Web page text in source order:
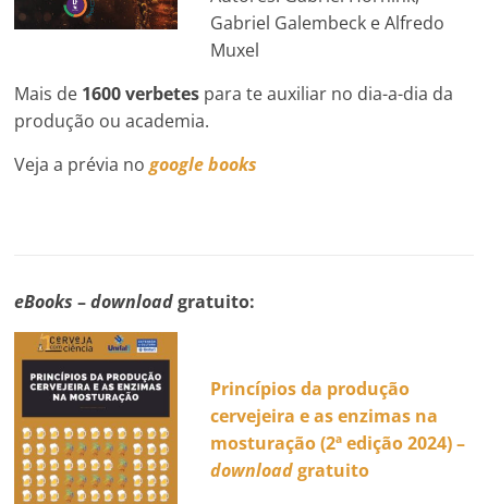
Gabriel Galembeck e Alfredo
Muxel
Mais de 1600 verbetes para te auxiliar no dia-a-dia da
produção ou academia.
Veja a prévia nogoogle books
eBooks –downloadgratuito:
Princípios da produção
cervejeira e as enzimas na
mosturação (2ª edição 2024)–
downloadgratuito